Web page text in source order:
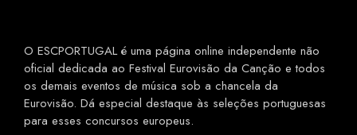
O ESCPORTUGAL é uma página online independente não
oficial dedicada ao Festival Eurovisão da Canção e todos
os demais eventos de música sob a chancela da
Eurovisão. Dá especial destaque às seleções portuguesas
para esses concursos europeus.